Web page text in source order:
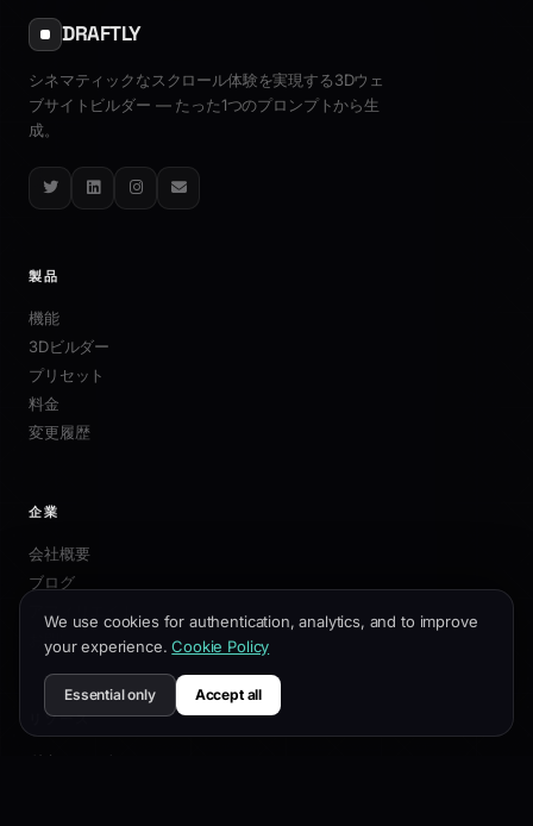
DRAFTLY
シネマティックなスクロール体験を実現する3Dウェ
ブサイトビルダー — たった1つのプロンプトから生
成。
TwitterLinkedInInstagram
Email
製品
機能
3Dビルダー
プリセット
料金
変更履歴
企業
会社概要
ブログ
お問い合わせ
リソース
ドキュメント
We use cookies for authentication, analytics, and to improve
your experience. Cookie Policy
Essential only Accept all